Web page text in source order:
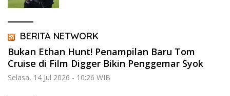
BERITA NETWORK
Bukan Ethan Hunt! Penampilan Baru Tom
Cruise di Film Digger Bikin Penggemar Syok
Selasa, 14 Jul 2026 - 10:26 WIB